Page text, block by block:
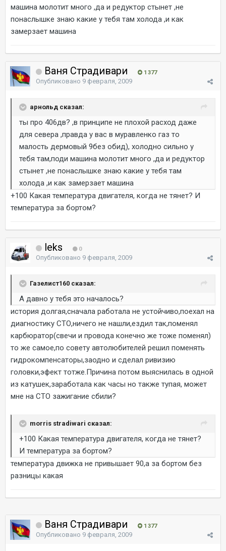
машина молотит много ,да и редуктор стынет ,не
понаслышке знаю какие у тебя там холода ,и как
замерзает машина
Ваня Страдивари 1 377
Опубликовано 9 февраля, 2009
арнольд сказал:
ты про 406дв? ,в принципе не плохой расход даже
для севера ,правда у вас в муравленко газ то
малость дермовый 9без обид), холодно сильно у
тебя там,поди машина молотит много ,да и редуктор
стынет ,не понаслышке знаю какие у тебя там
холода ,и как замерзает машина
+100 Какая температура двигателя, когда не тянет? И
температура за бортом?
leks 0
Опубликовано 9 февраля, 2009
Газелист160 сказал:
А давно у тебя это началось?
история долгая,сначала работала не устойчиво,поехал на
диагностику СТО,ничего не нашли,ездил так,поменял
карбюратор(свечи и провода конечно же тоже поменял)
то же самое,по совету автолюбителей решил поменять
гидрокомпенсаторы,заодно и сделал ривизию
головки,эфект тотже.Причина потом выяснилась в одной
из катушек,заработала как часы но также тупая, может
мне на СТО зажигание сбили?
morris stradiwari сказал:
+100 Какая температура двигателя, когда не тянет?
И температура за бортом?
температура движка не привышает 90,а за бортом без
разницы какая
Ваня Страдивари 1 377
Опубликовано 9 февраля, 2009